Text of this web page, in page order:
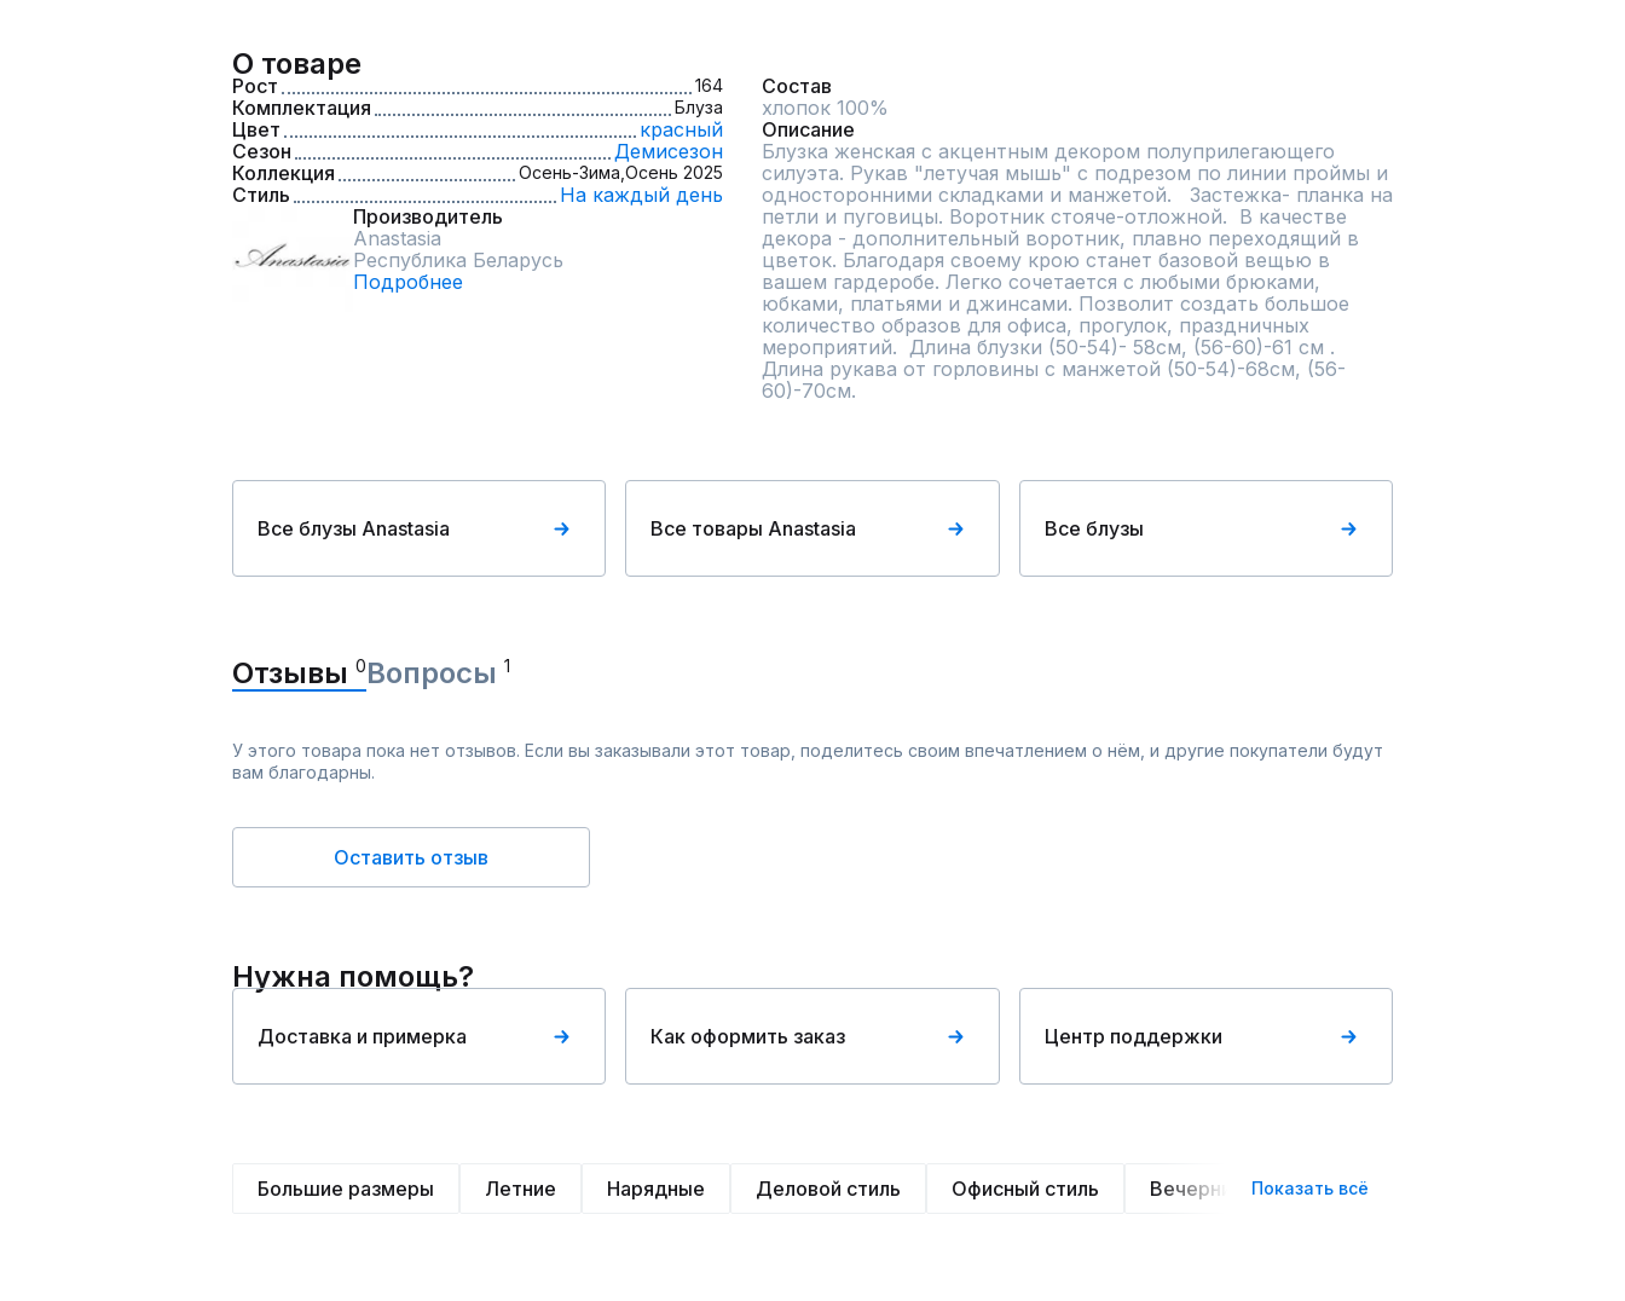
О товаре
Рост 164
Комплектация Блуза
Цвет
красный
Сезон
Демисезон
Коллекция
Осень-Зима, Осень 2025
Стиль
На каждый день
Производитель
Anastasia
Республика Беларусь
Подробнее
Состав
хлопок 100%
Описание
Блузка женская с акцентным декором полуприлегающего
силуэта. Рукав "летучая мышь" с подрезом по линии проймы и
односторонними складками и манжетой.   Застежка- планка на
петли и пуговицы. Воротник стояче-отложной.  В качестве
декора - дополнительный воротник, плавно переходящий в
цветок. Благодаря своему крою станет базовой вещью в
вашем гардеробе. Легко сочетается с любыми брюками,
юбками, платьями и джинсами. Позволит создать большое
количество образов для офиса, прогулок, праздничных
мероприятий.  Длина блузки (50-54)- 58см, (56-60)-61 см .
Длина рукава от горловины с манжетой (50-54)-68см, (56-
60)-70см.
Все блузы Anastasia Все товары Anastasia Все блузы
Отзывы 0Вопросы 1
У этого товара пока нет отзывов. Если вы заказывали этот товар, поделитесь своим впечатлением о нём, и другие покупатели будут
вам благодарны.
Оставить отзыв
Нужна помощь?
Доставка и примерка Как оформить заказ Центр поддержки
Большие размеры Летние Нарядные Деловой стиль Офисный стиль Вечерние Классические
Показать всё